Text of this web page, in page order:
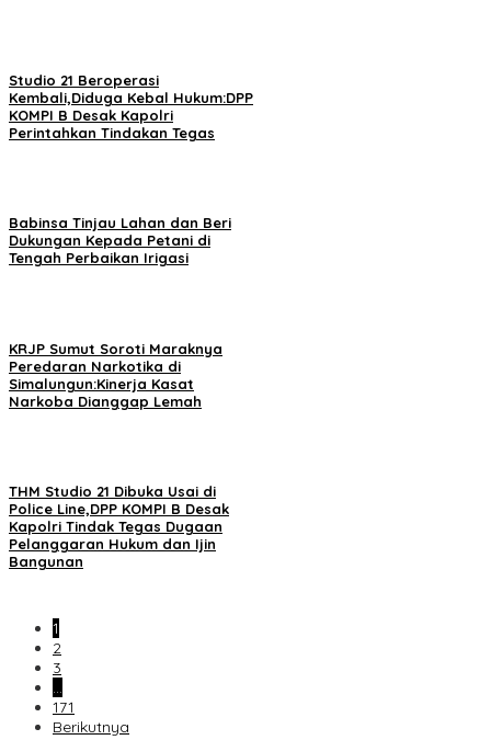
Studio 21 Beroperasi
Kembali,Diduga Kebal Hukum:DPP
KOMPI B Desak Kapolri
Perintahkan Tindakan Tegas
Babinsa Tinjau Lahan dan Beri
Dukungan Kepada Petani di
Tengah Perbaikan Irigasi
KRJP Sumut Soroti Maraknya
Peredaran Narkotika di
Simalungun:Kinerja Kasat
Narkoba Dianggap Lemah
THM Studio 21 Dibuka Usai di
Police Line,DPP KOMPI B Desak
Kapolri Tindak Tegas Dugaan
Pelanggaran Hukum dan Ijin
Bangunan
1
2
3
…
171
Berikutnya